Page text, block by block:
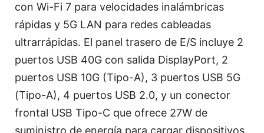
con Wi-Fi 7 para velocidades inalámbricas
rápidas y 5G LAN para redes cableadas
ultrarrápidas. El panel trasero de E/S incluye 2
puertos USB 40G con salida DisplayPort, 2
puertos USB 10G (Tipo-A), 3 puertos USB 5G
(Tipo-A), 4 puertos USB 2.0, y un conector
frontal USB Tipo-C que ofrece 27W de
suministro de energía para cargar dispositivos.